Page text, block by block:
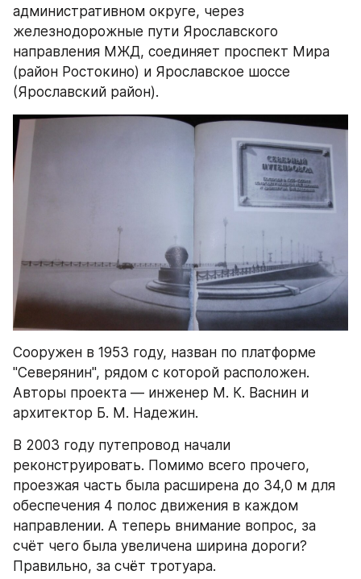
административном округе, через
железнодорожные пути Ярославского
направления МЖД, соединяет проспект Мира
(район Ростокино) и Ярославское шоссе
(Ярославский район).
Сооружен в 1953 году, назван по платформе
"Северянин", рядом с которой расположен.
Авторы проекта — инженер М. К. Васнин и
архитектор Б. М. Надежин.
В 2003 году путепровод начали
реконструировать. Помимо всего прочего,
проезжая часть была расширена до 34,0 м для
обеспечения 4 полос движения в каждом
направлении. А теперь внимание вопрос, за
счёт чего была увеличена ширина дороги?
Правильно, за счёт тротуара.